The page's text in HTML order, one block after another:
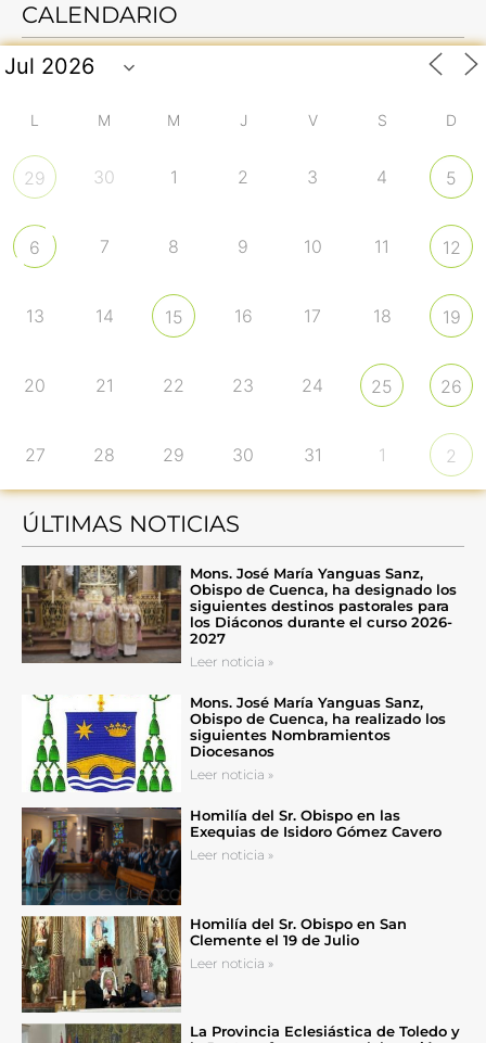
CALENDARIO
L M M J V S D
29 30 1 2 3 4 5
6 7 8 9 10 11 12
13 14 15 16 17 18 19
20 21 22 23 24 25 26
27 28 29 30 31 1 2
ÚLTIMAS NOTICIAS
Mons. José María Yanguas Sanz,
Obispo de Cuenca, ha designado los
siguientes destinos pastorales para
los Diáconos durante el curso 2026-
2027
Leer noticia »
Mons. José María Yanguas Sanz,
Obispo de Cuenca, ha realizado los
siguientes Nombramientos
Diocesanos
Leer noticia »
Homilía del Sr. Obispo en las
Exequias de Isidoro Gómez Cavero
Leer noticia »
Homilía del Sr. Obispo en San
Clemente el 19 de Julio
Leer noticia »
La Provincia Eclesiástica de Toledo y